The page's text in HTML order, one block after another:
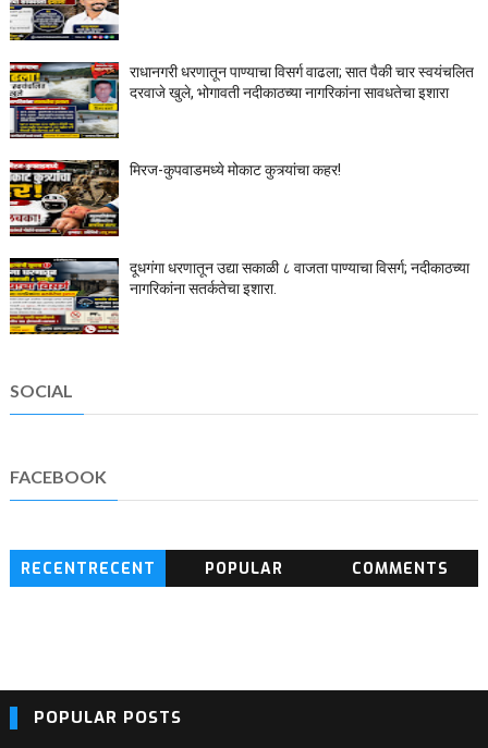
राधानगरी धरणातून पाण्याचा विसर्ग वाढला; सात पैकी चार स्वयंचलित
दरवाजे खुले, भोगावती नदीकाठच्या नागरिकांना सावधतेचा इशारा
मिरज-कुपवाडमध्ये मोकाट कुत्र्यांचा कहर!
दूधगंगा धरणातून उद्या सकाळी ८ वाजता पाण्याचा विसर्ग; नदीकाठच्या
नागरिकांना सतर्कतेचा इशारा.
SOCIAL
FACEBOOK
RECENTRECENT
POPULAR COMMENTS
POPULAR POSTS